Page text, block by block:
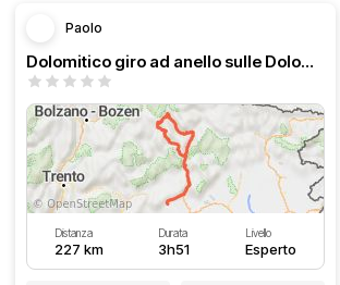
Paolo
Dolomitico giro ad anello sulle Dolomiti
Distanza
227 km
Durata
3h51
Livello
Esperto